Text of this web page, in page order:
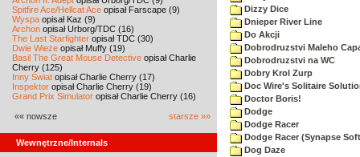
Spitfire Ace/Hellcat Ace opisał Farscape (9)
Wyspa opisał Kaz (9)
Archon opisał Urborg/TDC (16)
The Last Starfighter opisał TDC (30)
Dwie Wieże opisał Muffy (19)
Basil The Great Mouse Detective opisał Charlie
Cherry (125)
Inny Świat opisał Charlie Cherry (17)
Inspektor opisał Charlie Cherry (19)
Grand Prix Simulator opisał Charlie Cherry (16)
«« nowsze starsze »»
Wewnętrzne/Internals
Dizzy Dice
Dnieper River Line
Do Akcji
Dobrodruzstvi Maleho
Dobrodruzstvi na WC
Dobry Krol Zurp
Doc Wire's Solitaire
Doctor Boris!
Dodge
Dodge Racer
Dodge Racer (Synapse
Dog Daze